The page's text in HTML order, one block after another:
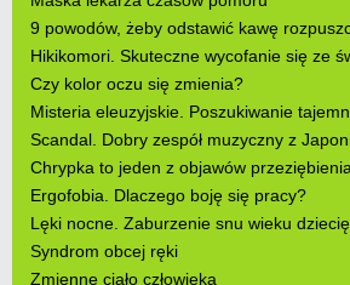
9 powodów, żeby odstawić kawę
Hikikomori. Skuteczne wycofanie się ze
Czy kolor oczu się zmienia?
Misteria eleuzyjskie. Poszukiwanie
Scandal. Dobry zespół muzyczny z
Chrypka to jeden z objawów
Ergofobia. Dlaczego boję się pracy?
Lęki nocne. Zaburzenie snu wieku
Syndrom obcej ręki
Zmienne ciało człowieka